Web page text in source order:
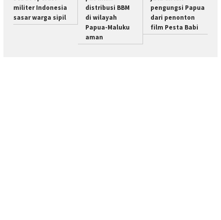
militer Indonesia
sasar warga sipil
distribusi BBM
di wilayah
Papua-Maluku
aman
pengungsi Papua
dari penonton
film Pesta Babi